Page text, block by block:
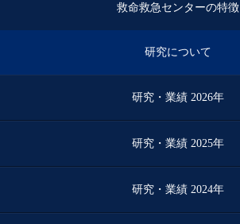
救命救急センターの特徴
研究について
研究・業績 2026年
研究・業績 2025年
研究・業績 2024年